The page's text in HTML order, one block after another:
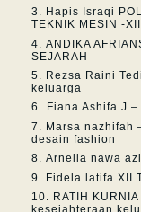
Hapis Israqi
TEKNIK MESIN -
ANDIKA
SEJARAH
Rezsa Raini
keluarga
⁠Fiana Ashifa J
Marsa nazhifah
desain fashion
Arnella nawa
Fidela latifa XII
RATIH
kesejahteraan